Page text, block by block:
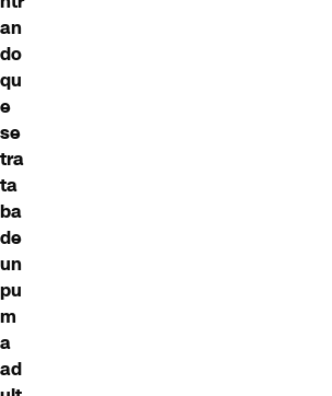
an
do
qu
e
se
tra
ta
ba
de
un
pu
m
a
ad